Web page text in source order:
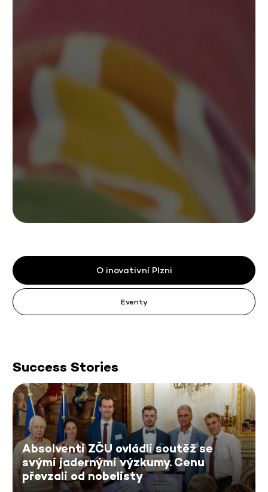
O inovativní Plzni
Eventy
Success Stories
Absolventi ZČU ovládli soutěž se
svými jadernými výzkumy. Cenu
převzali od nobelisty